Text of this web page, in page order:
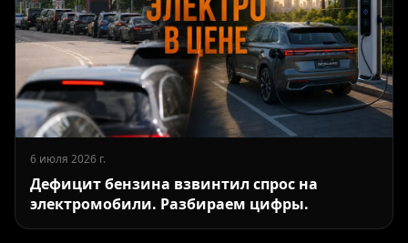
6 июля 2026 г.
Дефицит бензина взвинтил спрос на
электромобили. Разбираем цифры.